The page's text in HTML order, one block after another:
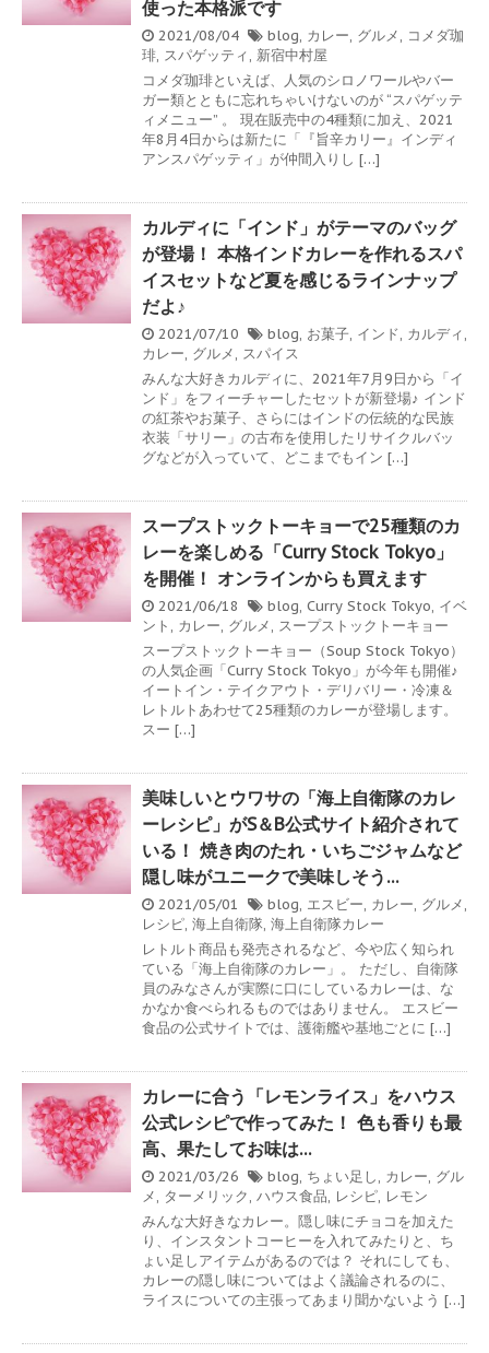
使った本格派です
2021/08/04 blog, カレー, グルメ, コメダ珈
琲, スパゲッティ, 新宿中村屋
コメダ珈琲といえば、人気のシロノワールやバー
ガー類とともに忘れちゃいけないのが “スパゲッテ
ィメニュー” 。 現在販売中の4種類に加え、2021
年8月4日からは新たに「『旨辛カリー』インディ
アンスパゲッティ」が仲間入りし […]
カルディに「インド」がテーマのバッグ
が登場！ 本格インドカレーを作れるスパ
イスセットなど夏を感じるラインナップ
だよ♪
2021/07/10 blog, お菓子, インド, カルディ,
カレー, グルメ, スパイス
みんな大好きカルディに、2021年7月9日から「イ
ンド」をフィーチャーしたセットが新登場♪ インド
の紅茶やお菓子、さらにはインドの伝統的な民族
衣装「サリー」の古布を使用したリサイクルバッ
グなどが入っていて、どこまでもイン […]
スープストックトーキョーで25種類のカ
レーを楽しめる「Curry Stock Tokyo」
を開催！ オンラインからも買えます
2021/06/18 blog, Curry Stock Tokyo, イベ
ント , カレー, グルメ, スープストックトーキョー
スープストックトーキョー（Soup Stock Tokyo）
の人気企画「Curry Stock Tokyo」が今年も開催♪
イートイン・テイクアウト・デリバリー・冷凍＆
レトルトあわせて25種類のカレーが登場します。
スー […]
美味しいとウワサの「海上自衛隊のカレ
ーレシピ」がS＆B公式サイト紹介されて
いる！ 焼き肉のたれ・いちごジャムなど
隠し味がユニークで美味しそう…
2021/05/01 blog, エスビー, カレー, グルメ,
レシピ, 海上自衛隊, 海上自衛隊カレー
レトルト商品も発売されるなど、今や広く知られ
ている「海上自衛隊のカレー」。 ただし、自衛隊
員のみなさんが実際に口にしているカレーは、な
かなか食べられるものではありません。 エスビー
食品の公式サイトでは、護衛艦や基地ごとに […]
カレーに合う「レモンライス」をハウス
公式レシピで作ってみた！ 色も香りも最
高、果たしてお味は…
2021/03/26 blog, ちょい足し, カレー, グル
メ, ターメリック, ハウス食品, レシピ, レモン
みんな大好きなカレー。隠し味にチョコを加えた
り、インスタントコーヒーを入れてみたりと、ち
ょい足しアイテムがあるのでは？ それにしても、
カレーの隠し味についてはよく議論されるのに、
ライスについての主張ってあまり聞かないよう […]